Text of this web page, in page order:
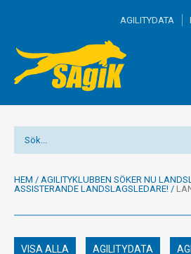
AGILITYDATA
HEM / AGILITYKLUBBEN SÖKER NU
ASSISTERANDE LANDSLAGSLEDARE! /
VISA ALLA AGILITYDATA